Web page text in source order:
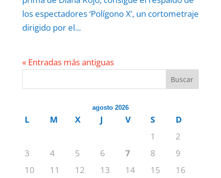
los espectadores ‘Polígono X’, un cortometraje
dirigido por el...
« Entradas más antiguas
Buscar
agosto 2026
L M X J V S
D
1
2
3
4 5 6 7 8
9
10
11 12 13 14 15 16